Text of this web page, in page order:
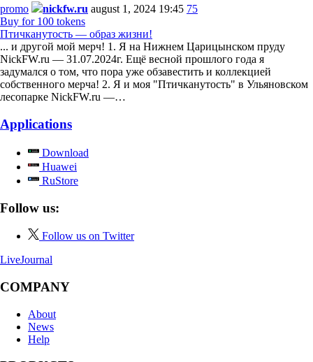
promo nickfw.ru august 1, 2024 19:45 75
Buy for 100 tokens
Птичканутость — образ жизни!
... и другой мой мерч! 1. Я на Нижнем Царицынском пруду
NickFW.ru — 31.07.2024г. Ещё весной прошлого года я
задумался о том, что пора уже обзавестить и коллекцией
собственного мерча! 2. Я и моя "Птичканутость" в Ульяновском
лесопарке NickFW.ru —…
Applications
Download
Huawei
RuStore
Follow us:
Follow us on Twitter
LiveJournal
COMPANY
About
News
Help